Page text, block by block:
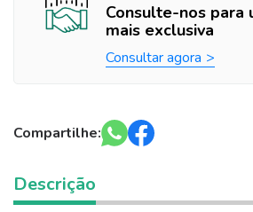
Consulte-nos para
mais exclusiva
Consultar agora
Compartilhe:
Descrição